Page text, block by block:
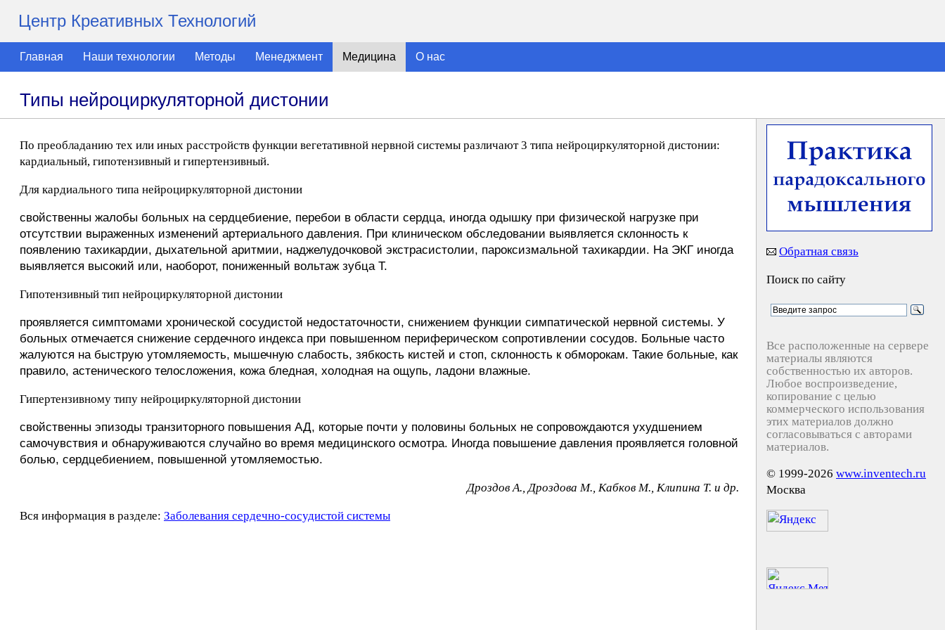
Центр Креативных Технологий
Главная Наши технологии Методы Менеджмент Медицина О нас
Типы нейроциркуляторной дистонии
По преобладанию тех или иных расстройств функции вегетативной нервной системы различают 3 типа нейроциркуляторной дистонии:
кардиальный, гипотензивный и гипертензивный.
Для кардиального типа нейроциркуляторной дистонии
свойственны жалобы больных на сердцебиение, перебои в области сердца, иногда одышку при физической нагрузке при
отсутствии выраженных изменений артериального давления. При клиническом обследовании выявляется склонность к
появлению тахикардии, дыхательной аритмии, наджелудочковой экстрасистолии, пароксизмальной тахикардии. На ЭКГ иногда
выявляется высокий или, наоборот, пониженный вольтаж зубца Т.
Гипотензивный тип нейроциркуляторной дистонии
проявляется симптомами хронической сосудистой недостаточности, снижением функции симпатической нервной системы. У
больных отмечается снижение сердечного индекса при повышенном периферическом сопротивлении сосудов. Больные часто
жалуются на быструю утомляемость, мышечную слабость, зябкость кистей и стоп, склонность к обморокам. Такие больные, как
правило, астенического телосложения, кожа бледная, холодная на ощупь, ладони влажные.
Гипертензивному типу нейроциркуляторной дистонии
свойственны эпизоды транзиторного повышения АД, которые почти у половины больных не сопровождаются ухудшением
самочувствия и обнаруживаются случайно во время медицинского осмотра. Иногда повышение давления проявляется головной
болью, сердцебиением, повышенной утомляемостью.
Дpoздoв A., Дpoздoвa M., Kaбкoв М., Kлипинa T. и др.
Вся информация в разделе: Заболевания сердечно-сосудистой системы
Обратная связь
Поиск по сайту
Все расположенные на сервере
материалы являются
собственностью их авторов.
Любое воспроизведение,
копирование с целью
коммерческого использования
этих материалов должно
согласовываться с авторами
материалов.
© 1999-2026 www.inventech.ru
Москва